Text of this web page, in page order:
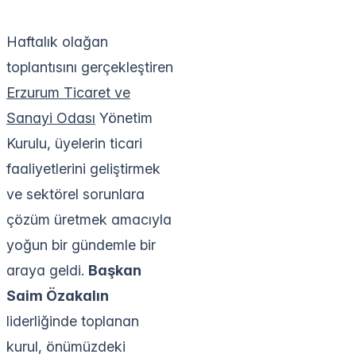
Haftalık olağan
toplantısını gerçekleştiren
Erzurum Ticaret ve
Sanayi Odası Yönetim
Kurulu, üyelerin ticari
faaliyetlerini geliştirmek
ve sektörel sorunlara
çözüm üretmek amacıyla
yoğun bir gündemle bir
araya geldi. Başkan
Saim Özakalın
liderliğinde toplanan
kurul, önümüzdeki